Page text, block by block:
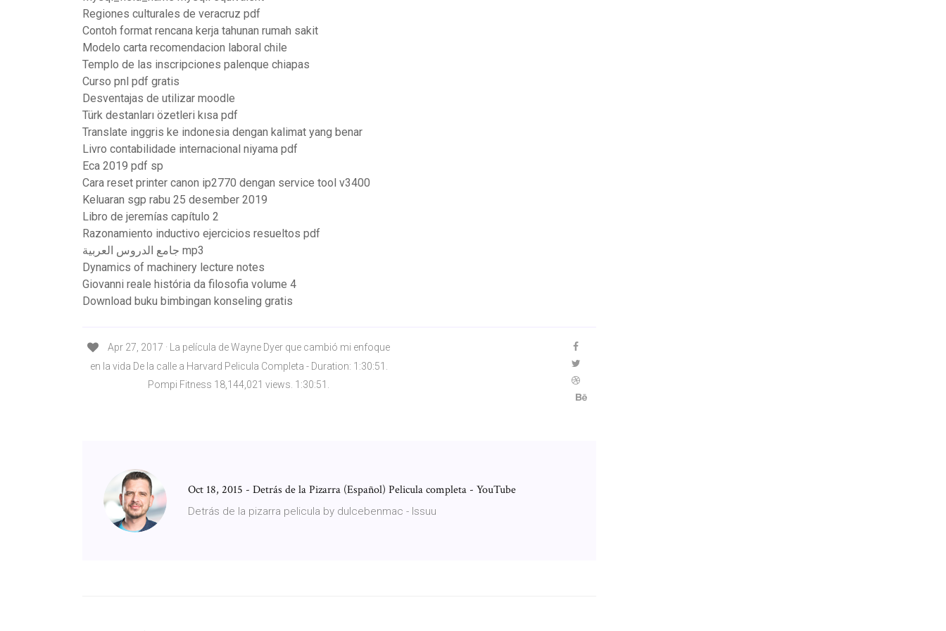
Regiones culturales de veracruz pdf
Contoh format rencana kerja tahunan rumah sakit
Modelo carta recomendacion laboral chile
Templo de las inscripciones palenque chiapas
Curso pnl pdf gratis
Desventajas de utilizar moodle
Türk destanları özetleri kısa pdf
Translate inggris ke indonesia dengan kalimat yang benar
Livro contabilidade internacional niyama pdf
Eca 2019 pdf sp
Cara reset printer canon ip2770 dengan service tool v3400
Keluaran sgp rabu 25 desember 2019
Libro de jeremías capítulo 2
Razonamiento inductivo ejercicios resueltos pdf
جامع الدروس العربية mp3
Dynamics of machinery lecture notes
Giovanni reale história da filosofia volume 4
Download buku bimbingan konseling gratis
Apr 27, 2017 · La película de Wayne Dyer que cambió mi enfoque
en la vida De la calle a Harvard Pelicula Completa - Duration: 1:30:51.
Pompi Fitness 18,144,021 views. 1:30:51.
Oct 18, 2015 - Detrás de la Pizarra (Español) Pelicula completa - YouTube
Detrás de la pizarra pelicula by dulcebenmac - Issuu